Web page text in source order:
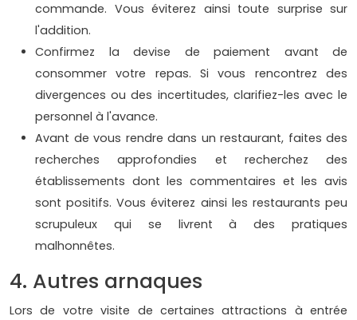
commande. Vous éviterez ainsi toute surprise sur
l'addition.
Confirmez la devise de paiement avant de
consommer votre repas. Si vous rencontrez des
divergences ou des incertitudes, clarifiez-les avec le
personnel à l'avance.
Avant de vous rendre dans un restaurant, faites des
recherches approfondies et recherchez des
établissements dont les commentaires et les avis
sont positifs. Vous éviterez ainsi les restaurants peu
scrupuleux qui se livrent à des pratiques
malhonnêtes.
4. Autres arnaques
Lors de votre visite de certaines attractions à entrée